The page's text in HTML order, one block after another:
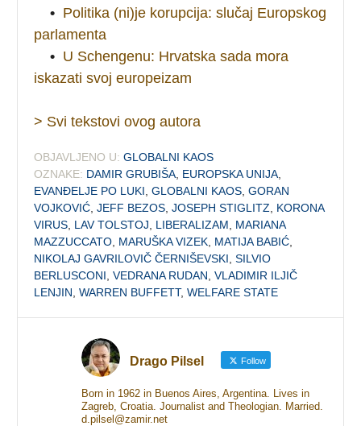
• Politika (ni)je korupcija: slučaj Europskog
parlamenta
• U Schengenu: Hrvatska sada mora
iskazati svoj europeizam
> Svi tekstovi ovog autora
OBJAVLJENO U: GLOBALNI KAOS
OZNAKE: DAMIR GRUBIŠA EUROPSKA UNIJA
EVANĐELJE PO LUKI ,GLOBALNI KAOS ,GORAN
VOJKOVIĆ ,JEFF BEZOS ,JOSEPH STIGLITZ
KORONA
VIRUS LAV TOLSTOJ LIBERALIZAM
MARIANA
MAZZUCCATO MARUŠKA VIZEK MATIJA BABIĆ
NIKOLAJ GAVRILOVIČ ČERNIŠEVSKI ,SILVIO
BERLUSCONI ,VEDRANA RUDAN ,VLADIMIR ILJIČ
LENJIN ,WARREN BUFFETT,WELFARE STATE
Drago Pilsel Follow
Born in 1962 in Buenos Aires, Argentina. Lives in
Zagreb, Croatia. Journalist and Theologian. Married.
d.pilsel@zamir.net